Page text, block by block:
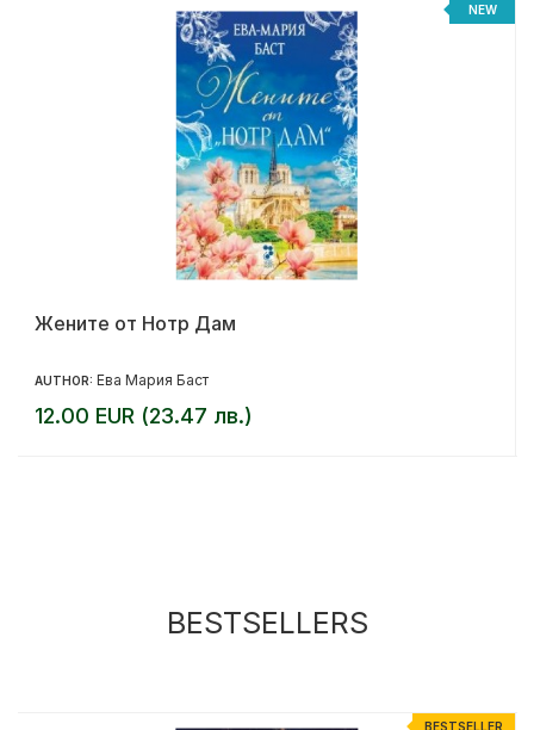
NEW
Жените от Нотр Дам
AUTHOR: Ева Мария Баст
12.00 EUR (23.47 лв.)
BESTSELLERS
BESTSELLER